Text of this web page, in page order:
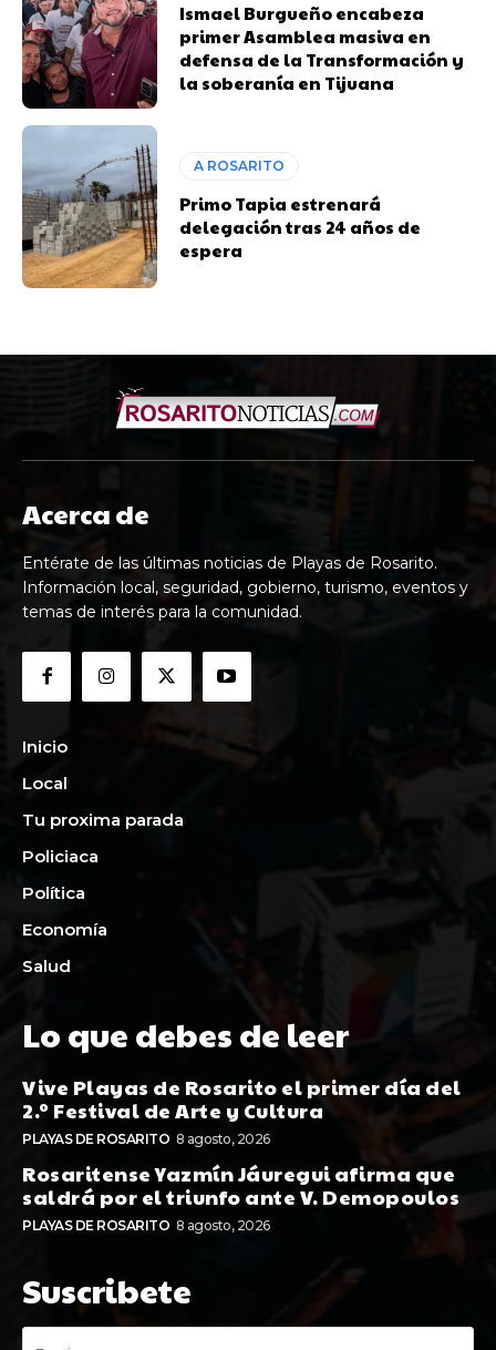
Ismael Burgueño encabeza
primer Asamblea masiva en
defensa de la Transformación y
la soberanía en Tijuana
A ROSARITO
Primo Tapia estrenará
delegación tras 24 años de
espera
Acerca de
Entérate de las últimas noticias de Playas de Rosarito.
Información local, seguridad, gobierno, turismo, eventos y
temas de interés para la comunidad.
Inicio
Local
Tu proxima parada
Policiaca
Política
Economía
Salud
Lo que debes de leer
Vive Playas de Rosarito el primer día del
2.º Festival de Arte y Cultura
PLAYAS DE ROSARITO 8 agosto, 2026
Rosaritense Yazmín Jáuregui afirma que
saldrá por el triunfo ante V. Demopoulos
PLAYAS DE ROSARITO 8 agosto, 2026
Suscribete